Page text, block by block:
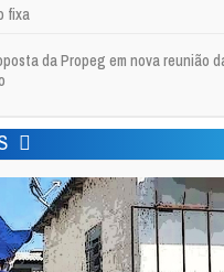
fixa
da Propeg em nova reunião